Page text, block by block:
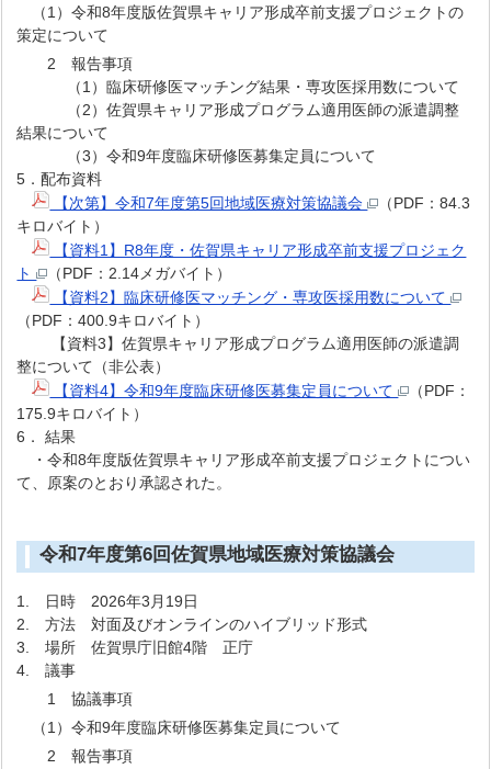
（1）令和8年度版佐賀県キャリア形成卒前支援プロジェクトの
策定について
2 報告事項
（1）臨床研修医マッチング結果・専攻医採用数について
（2）佐賀県キャリア形成プログラム適用医師の派遣調整
結果について
（3）令和9年度臨床研修医募集定員について
5．配布資料
【次第】令和7年度第5回地域医療対策協議会
（PDF：84.3
キロバイト）
【資料1】R8年度・佐賀県キャリア形成卒前支援プロジェク
ト
（PDF：2.14メガバイト）
【資料2】臨床研修医マッチング・専攻医採用数について
（PDF：400.9キロバイト）
【資料3】佐賀県キャリア形成プログラム適用医師の派遣調
整について（非公表）
【資料4】令和9年度臨床研修医募集定員について
（PDF：
175.9キロバイト）
6． 結果
・令和8年度版佐賀県キャリア形成卒前支援プロジェクトについ
て、原案のとおり承認された。
令和7年度第6回佐賀県地域医療対策協議会
1. 日時 2026年3月19日
2. 方法 対面及びオンラインのハイブリッド形式
3. 場所 佐賀県庁旧館4階 正庁
4. 議事
1 協議事項
（1）令和9年度臨床研修医募集定員について
2 報告事項